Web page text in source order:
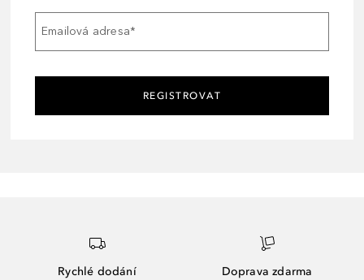
Emailová adresa*
REGISTROVAT
Rychlé dodání
Doprava zdarma